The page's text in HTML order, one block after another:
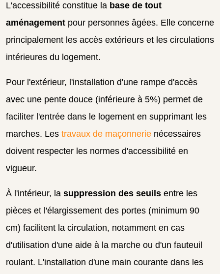
L'accessibilité constitue la base de tout
aménagement pour personnes âgées. Elle concerne
principalement les accès extérieurs et les circulations
intérieures du logement.
Pour l'extérieur, l'installation d'une rampe d'accès
avec une pente douce (inférieure à 5%) permet de
faciliter l'entrée dans le logement en supprimant les
marches. Les travaux de maçonnerie nécessaires
doivent respecter les normes d'accessibilité en
vigueur.
À l'intérieur, la suppression des seuils entre les
pièces et l'élargissement des portes (minimum 90
cm) facilitent la circulation, notamment en cas
d'utilisation d'une aide à la marche ou d'un fauteuil
roulant. L'installation d'une main courante dans les